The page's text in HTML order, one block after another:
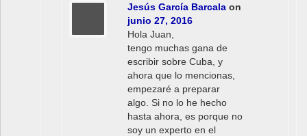
Jesús García Barcala on
junio 27, 2016
Hola Juan,
tengo muchas gana de
escribir sobre Cuba, y
ahora que lo mencionas,
empezaré a preparar
algo. Si no lo he hecho
hasta ahora, es porque no
soy un experto en el